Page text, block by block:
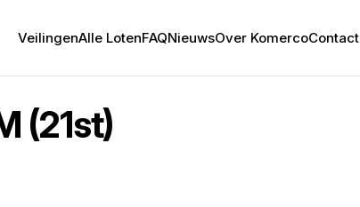
VeilingenAlle LotenFAQNieuwsOver KomercoContact
(21st)